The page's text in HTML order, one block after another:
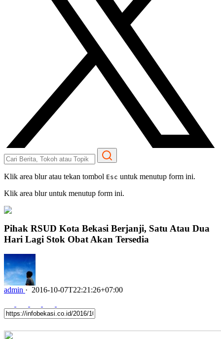
Klik area blur atau tekan tombol Esc untuk menutup form ini.
Klik area blur untuk menutup form ini.
Pihak RSUD Kota Bekasi Berjanji, Satu Atau Dua
Hari Lagi Stok Obat Akan Tersedia
admin · 2016-10-07T22:21:26+07:00